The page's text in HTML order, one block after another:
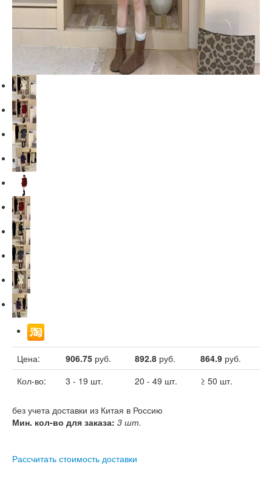
Цена: 906.75 руб. 892.8 руб. 864.9 руб.
Кол-во:
3 - 19 шт. 20 - 49 шт. ≥ 50 шт.
без учета доставки из Китая в Россию
Мин. кол-во для заказа: 3 шт.
Рассчитать стоимость доставки